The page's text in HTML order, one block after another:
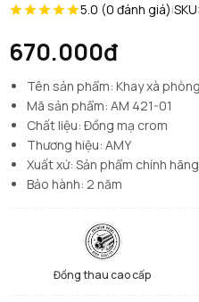
5.0 (0 đánh giá)|
670.000đ
Tên sản phẩm: Khay xà
Mã sản phẩm: AM 421-01
Chất liệu: Đồng mạ crom
Thương hiệu: AMY
Xuất xứ: Sản phẩm chính
Bảo hành: 2 năm
Đồng thau cao cấp